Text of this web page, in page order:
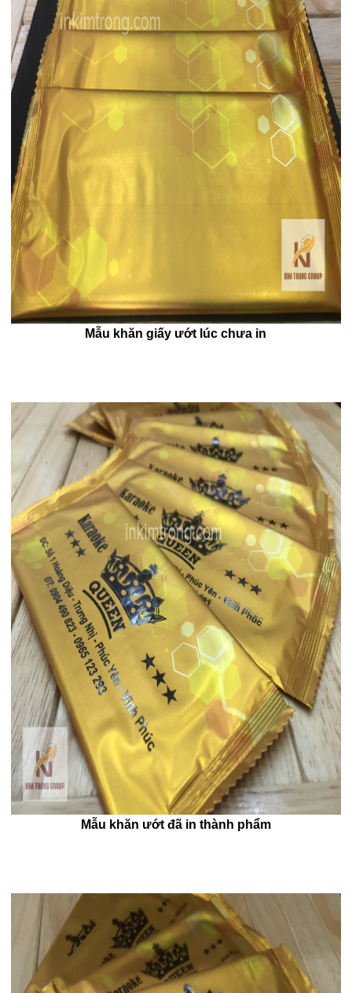
Mẫu khăn giấy ướt lúc chưa in
Mẫu khăn ướt đã in thành phẩm